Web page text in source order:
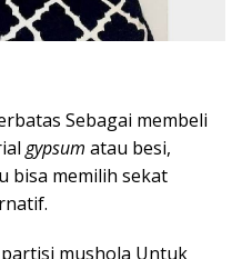
Sebagai membeli
gypsum atau besi,
bisa memilih sekat
mushola Untuk